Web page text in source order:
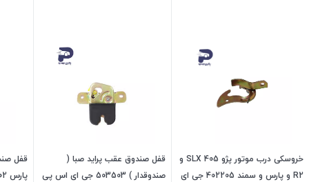
خروسکی درب موتور پژو 405 SLX و
R2 و پارس و سمند 402205 جی ای
قفل صندوق عقب پراید صبا (
صندوقدار ) 503503 جی ای اس پی
پارس 473502 جی ای اس پی